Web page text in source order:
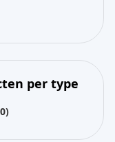
per type